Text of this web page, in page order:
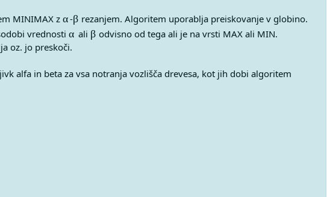
MINIMAX z -βrezanjem. Algoritem uporablja preiskovanje v globino.
vrednosti
α
ali βodvisno od tega ali je na vrsti MAX ali MIN.
oz. jo preskoči.
alfa in beta za vsa notranja vozlišča drevesa, kot jih dobi algoritem